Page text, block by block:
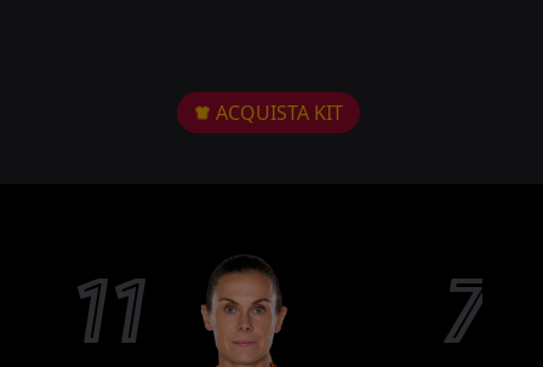
ACQUISTA KIT
11 7